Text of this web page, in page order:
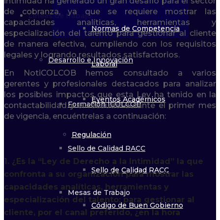
Normas de Competencia
Laboral
Eventos Académicos
Regulación
Sello de Calidad RACC
Código de Buen Gobierno
Líneas de trabajo
Desarrollo e Innovación
Formación ICOLCOB
Sello de Calidad RACC
Mesas de Trabajo
de cobranza, ya que se requiere mostrar las
capacidades analíticas, herramientas y
especialización del talento para gestionar al cliente
de manera efectiva, cumpliendo con los requisitos
legales y logrando resultados satisfactorios.
En NotiCOLCOB hemos consultado a varios
gerentes y profesionales destacados para analizar
los posibles impactos que esta Ley ha tenido en la
contactabilidad y el recaudo durante el primer mes
de vigencia, encuéntrelas a continuación:
1. ¿Es la “Ley de Derecho a la Intimidad” la que
confronta a su organización para mostrar las
capacidades analíticas, herramientas y
especialización del talento; para gestionar al
cliente, por el canal preferido, ¿en la hora